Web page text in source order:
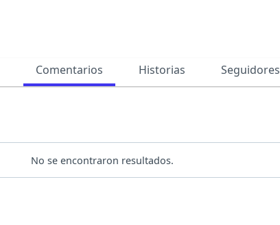
Comentarios Historias Seguidores
No se encontraron resultados.